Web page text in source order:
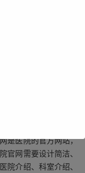
是医院的官方网站，
官网需要设计简洁、
院介绍、科室介绍、